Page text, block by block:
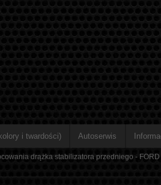
i twardości) Autoserwis
drążka stabilizatora przedniego -